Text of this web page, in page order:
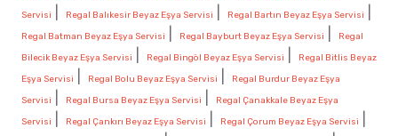
Servisi
Regal Balıkesir Beyaz Eşya Servisi Regal Bartın Beyaz Eşya Servisi
Regal Batman Beyaz Eşya Servisi Regal Bayburt Beyaz Eşya Servisi
Regal
Bilecik Beyaz Eşya Servisi
Regal Bingöl Beyaz Eşya Servisi
Regal Bitlis Beyaz
Eşya Servisi
Regal Bolu Beyaz Eşya Servisi
Regal Burdur Beyaz Eşya
Servisi
Regal Bursa Beyaz Eşya Servisi
Regal Çanakkale Beyaz Eşya
Servisi
Regal Çankırı Beyaz Eşya Servisi Regal Çorum Beyaz Eşya Servisi